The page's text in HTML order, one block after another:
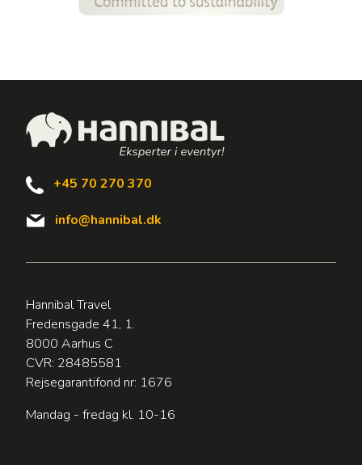
+45 70 270 370
info@hannibal.dk
Hannibal Travel
Fredensgade 41, 1.
8000 Aarhus C
CVR: 28485581
Rejsegarantifond nr: 1676
Mandag - fredag kl. 10-16